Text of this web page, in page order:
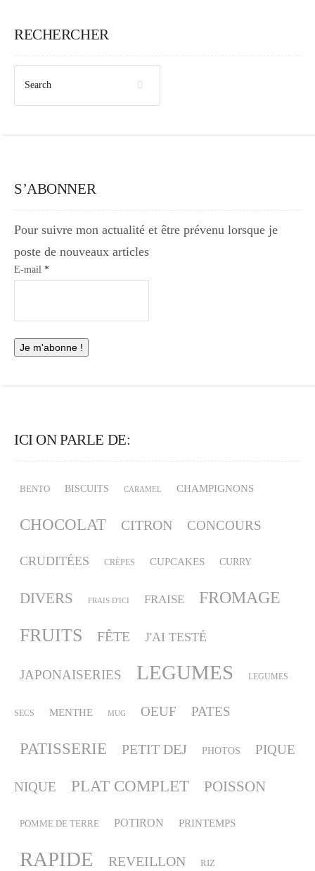
RECHERCHER
S’ABONNER
Pour suivre mon actualité et être prévenu lorsque je
poste de nouveaux articles
E-mail *
ICI ON PARLE DE:
BENTO BISCUITS CARAMEL CHAMPIGNONS
CHOCOLAT CITRON CONCOURS
CRUDITÉES CRÈPES CUPCAKES CURRY
DIVERS FRAIS D'ICI FRAISE FROMAGE
FRUITS FÊTE J'AI TESTÉ
JAPONAISERIES LEGUMES LEGUMES
SECS MENTHE MUG OEUF PATES
PATISSERIE PETIT DEJ PHOTOS PIQUE
NIQUE PLAT COMPLET POISSON
POMME DE TERRE POTIRON PRINTEMPS
RAPIDE REVEILLON RIZ